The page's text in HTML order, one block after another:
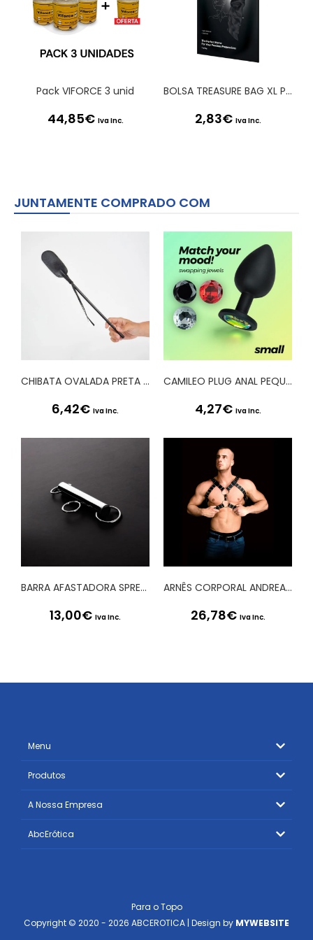
Pack VIFORCE 3 unid
44,85€ Iva Inc.
BOLSA TREASURE BAG XL PRETA SATISFYER
2,83€ Iva Inc.
JUNTAMENTE COMPRADO COM
CHIBATA OVALADA PRETA SECRET PLAY
6,42€ Iva Inc.
CAMILEO PLUG ANAL PEQUENO COM 4 JOIAS INTERCAMBIÁVEIS CRUSHIOUS
4,27€ Iva Inc.
BARRA AFASTADORA SPREADER TRUSS BAR 6 STEEL
13,00€ Iva Inc.
ARNÊS CORPORAL ANDREAS OUCH!
26,78€ Iva Inc.
Menu
Produtos
A Nossa Empresa
AbcErótica
Copyright © 2020 - 2026 ABCEROTICA | Design by MYWEBSITE
Para o Topo